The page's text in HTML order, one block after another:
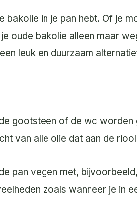
bakolie in je pan hebt. Of je
oude bakolie alleen maar
leuk en duurzaam
gootsteen of de wc
van alle olie dat aan de
pan vegen met,
zoals wanneer je in